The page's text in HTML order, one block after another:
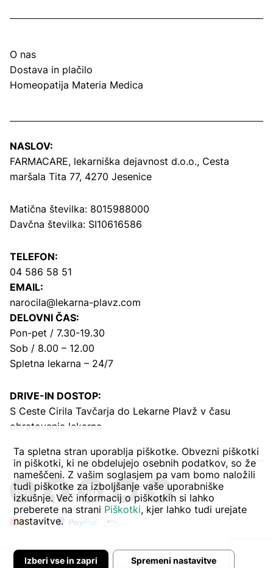
O nas
Dostava in plačilo
Homeopatija Materia Medica
NASLOV:
FARMACARE, lekarniška dejavnost d.o.o., Cesta
maršala Tita 77, 4270 Jesenice
Matična številka: 8015988000
Davčna številka: SI10616586
TELEFON:
04 586 58 51
EMAIL:
narocila@lekarna-plavz.com
DELOVNI ČAS:
Pon-pet / 7.30-19.30
Sob / 8.00 – 12.00
Spletna lekarna – 24/7
DRIVE-IN DOSTOP:
S Ceste Cirila Tavčarja do Lekarne Plavž v času
obratovanja lekarne
Ta spletna stran uporablja piškotke. Obvezni piškotki
in piškotki, ki ne obdelujejo osebnih podatkov, so že
nameščeni. Z vašim soglasjem pa vam bomo naložili
tudi piškotke za izboljšanje vaše uporabniške
izkušnje. Več informacij o piškotkih si lahko
preberete na strani Piškotki, kjer lahko tudi urejate
nastavitve.
Spremeni nastavitve
Izberi vse in zapri